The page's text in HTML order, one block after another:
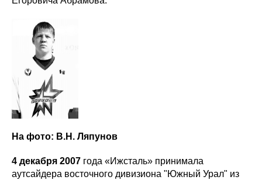
На фото: В.Н. Ляпунов
4 декабря 2007 года «Ижсталь» принимала
аутсайдера восточного дивизиона "Южный Урал" из